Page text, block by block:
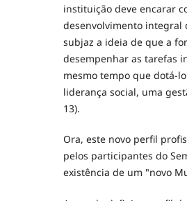
instituição deve encarar
desenvolvimento integral
subjaz a ideia de que a
desempenhar as tarefas
mesmo tempo que dotá-
liderança social, uma
13).
Ora, este novo perfil
pelos participantes do
existência de um "novo